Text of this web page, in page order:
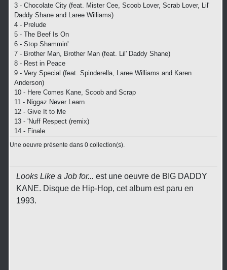
3 - Chocolate City (feat. Mister Cee, Scoob Lover, Scrab Lover, Lil'
Daddy Shane and Laree Williams)
4 - Prelude
5 - The Beef Is On
6 - Stop Shammin'
7 - Brother Man, Brother Man (feat. Lil' Daddy Shane)
8 - Rest in Peace
9 - Very Special (feat. Spinderella, Laree Williams and Karen
Anderson)
10 - Here Comes Kane, Scoob and Scrap
11 - Niggaz Never Learn
12 - Give It to Me
13 - 'Nuff Respect (remix)
14 - Finale
Une oeuvre présente dans 0 collection(s).
Looks Like a Job for... est une oeuvre de BIG DADDY
KANE. Disque de Hip-Hop, cet album est paru en
1993.